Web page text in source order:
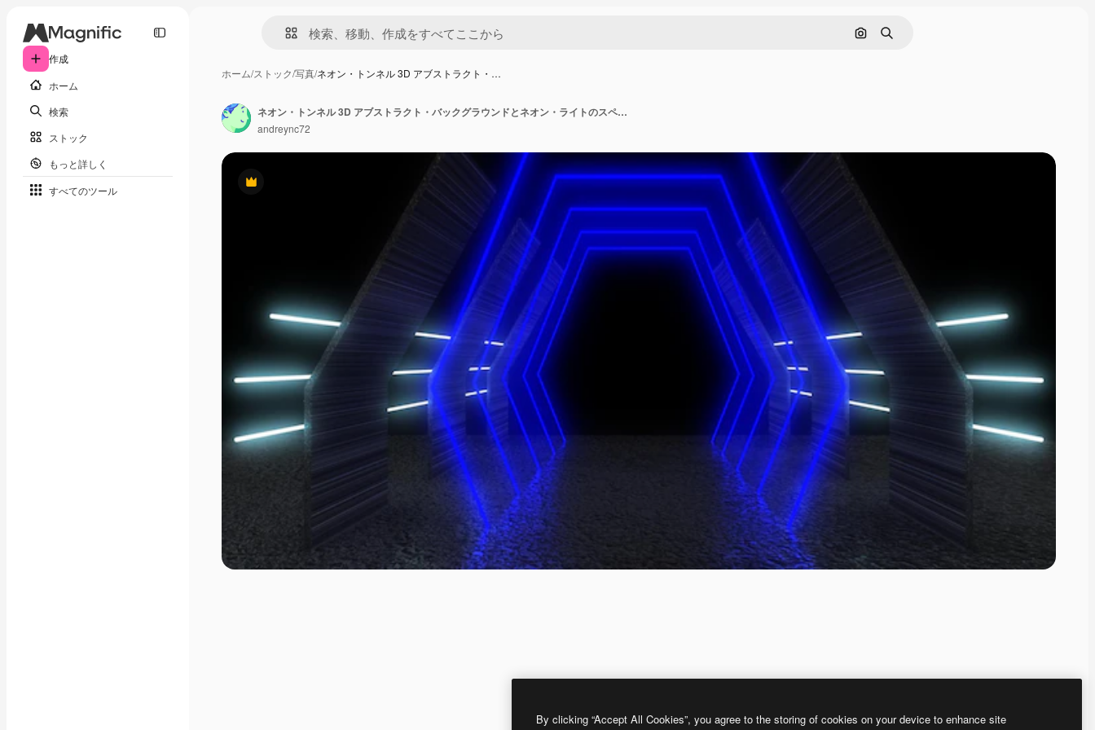
作成
ホーム
検索
ストック
もっと詳しく
すべてのツール
画像で検索
検索
ホーム/ストック/写真/ネオン・トンネル 3D アブストラクト・…
Premium
ネオン・トンネル 3D アブストラクト・バックグラウンドとネオン・ライトのスペース・コンストラクション 3D イラスト
andreync72
By clicking “Accept All Cookies”, you agree to the storing of cookies on your device to enhance site